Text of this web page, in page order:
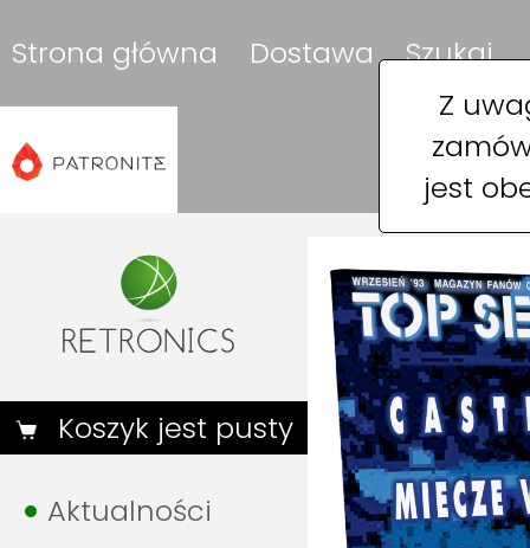
Z
jest
Strona główna Dostawa Szukaj
Koszyk jest pusty
Aktualności